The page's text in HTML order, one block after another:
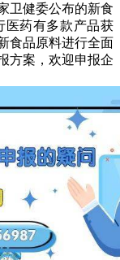
卫健委公布的新食
医药有多款产品获
食品原料进行全面
方案，欢迎申报企